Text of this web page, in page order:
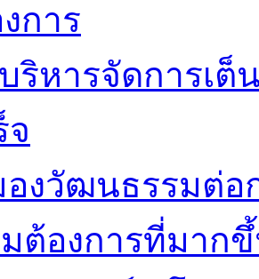
การ
ริหารจัดการเต็
จ
งวัฒนธรรมต่อ
ต้องการที่มาก